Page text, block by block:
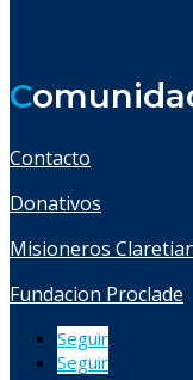
C
Contacto
Donativos
Misioneros
Fundacion Proclade
Seguir
Seguir